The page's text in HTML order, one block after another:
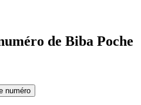
de Biba Poche
numéro